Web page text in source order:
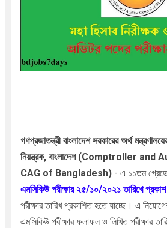
গণপ্রজাতন্ত্রী বাংলাদেশ সরকারেরঅর্থ
নিয়ন্ত্রক, বাংলাদেশ (Comptroller
CAG of Bangladesh)- এ ১১তম
এমসিকিউ পরীক্ষার ২৫/১০/২০২১ তারিখে
পরীক্ষার তারিখ প্রকাশিত হতে যাচ্ছে। এ
এমসিকিউ পরীক্ষার ফলাফল ও লিখিত পরীক্ষার